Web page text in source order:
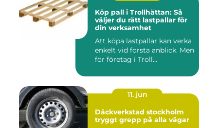
Köp pall i Trollhättan: Så
väljer du rätt lastpallar för
din verksamhet
Att köpa lastpallar kan verka
enkelt vid första anblick. Men
för företag i Troll...
11. jun
Däckverkstad stockholm
tryggt grepp på alla vägar